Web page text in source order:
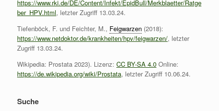
https://www.rki.de/DE/Content/Infekt/EpidBull/Merkblaetter/Ratge
ber_HPV.html, letzter Zugriff 13.03.24.
Tiefenböck, F. und Feichter, M., Feigwarzen (2018):
https://www.netdoktor.de/krankheiten/hpv/feigwarzen/, letzter
Zugriff 13.03.24.
Wikipedia: Prostata 2023). Lizenz: CC BY-SA 4.0 Online:
https://de.wikipedia.org/wiki/Prostata, letzter Zugriff 10.06.24.
Suche